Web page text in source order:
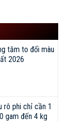
báo giá các
:
tăm to đổi màu
2026
rô phi chỉ cần 1
gam đến 4 kg